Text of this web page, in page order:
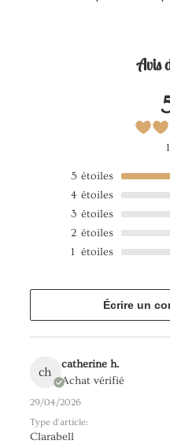
Avis
5 étoiles
4 étoiles
3 étoiles
2 étoiles
1 étoiles
Écrire un
ch
catherine h.
Achat vérifié
29/04/2026
Type d'article:
Clarabell